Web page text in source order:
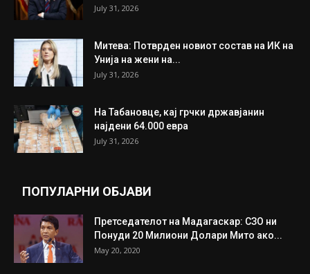
July 31, 2026
Митева: Потврден новиот состав на ИК на
Унија на жени на...
July 31, 2026
На Табановце, кај грчки државјанин
најдени 64.000 евра
July 31, 2026
ПОПУЛАРНИ ОБЈАВИ
Претседателот на Мадагаскар: СЗО ни
Понуди 20 Милиони Долари Мито ако...
May 20, 2020